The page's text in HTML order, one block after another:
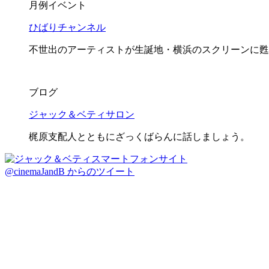
月例イベント
ひばりチャンネル
不世出のアーティストが生誕地・横浜のスクリーンに
ブログ
ジャック＆ベティサロン
梶原支配人とともにざっくばらんに話しましょう。
@cinemaJandB からのツイート